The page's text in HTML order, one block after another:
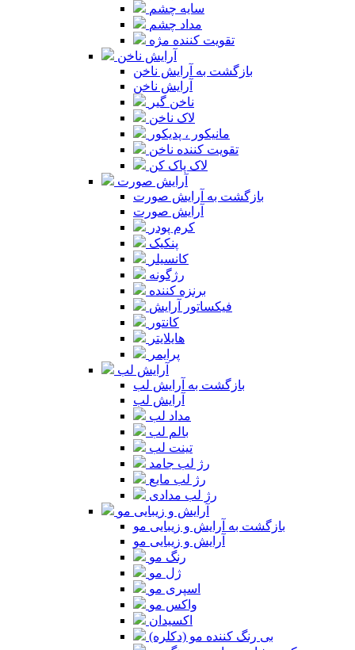
سایه چشم
مداد چشم
تقویت کننده مژه
آرایش ناخن
بازگشت به آرایش ناخن
آرایش ناخن
ناخن گیر
لاک ناخن
مانیکور ، پدیکور
تقویت کننده ناخن
لاک پاک کن
آرایش صورت
بازگشت به آرایش صورت
آرایش صورت
کرم پودر
پنکیک
کانسیلر
رژگونه
برنزه کننده
فیکساتور آرایش
کانتور
هایلایتر
پرایمر
آرایش لب
بازگشت به آرایش لب
آرایش لب
مداد لب
بالم لب
تینت لب
رژ لب جامد
رژ لب مایع
رژ لب مدادی
آرایش و زیبایی مو
بازگشت به آرایش و زیبایی مو
آرایش و زیبایی مو
رنگ مو
ژل مو
اسپری مو
واکس مو
اکسیدان
بی رنگ کننده مو (دکلره)